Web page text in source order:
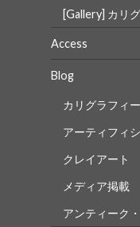
[Gallery] カリ
Access
Blog
カリグラフィー
アーティフィ
クレイアート
メディア掲載
アンティーク